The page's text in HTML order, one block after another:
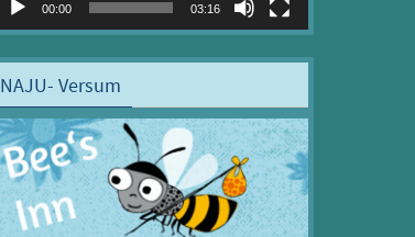
00:00 03:16
NAJU- Versum